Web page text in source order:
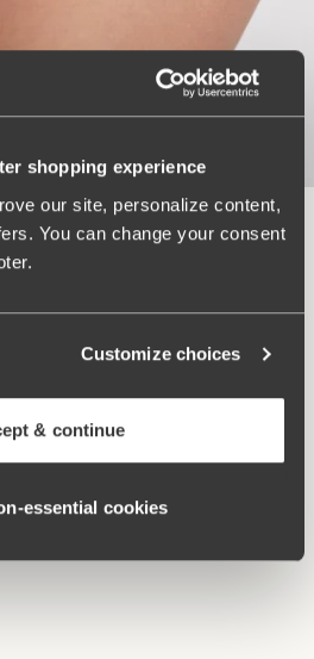
shopping experience
our site, personalize content,
You can change your consent
Customize choices
& continue
cookies
flexibler Mikrofaser-
als auch sanfte Unterstützung
erzeugt. Dies kann die
oder Schmerzen im unteren
Das Modell bietet eine vollständige
– mit einem Baumwollzwickel